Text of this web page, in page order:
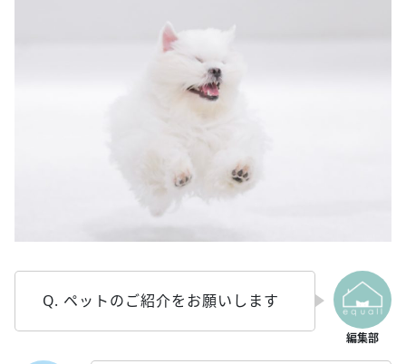
Q. ペットのご紹介をお願いします